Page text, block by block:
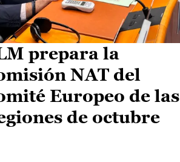
prepara la
NAT del
Europeo de las
de octubre